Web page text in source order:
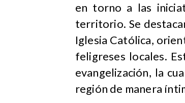
en torno a las
territorio. Se
Iglesia Católica,
feligreses locales.
evangelización, la
región de manera